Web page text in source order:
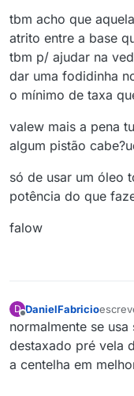
tbm acho que
atrito entre a base
tbm p/ ajudar na
dar uma fodidinha
o mínimo de taxa
valew mais a pena
algum pistão
só de usar um óleo
potência do que
falow
D
Offline
DanielFabricio
última
normalmente se
destaxado pré vela
a centelha em